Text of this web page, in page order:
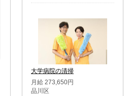
大学病院の清掃
月給 273,650円
品川区